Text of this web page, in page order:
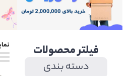
فیلتر محصولات
دسته بندی